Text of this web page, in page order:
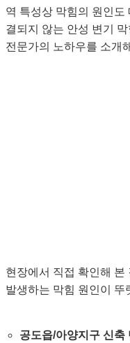
역 특성상 막힘의 원인
결되지 않는 안성 변기
전문가의 노하우를 소개
현장에서 직접 확인해 본
발생하는 막힘 원인이 뚜
공도읍/아양지구 신축